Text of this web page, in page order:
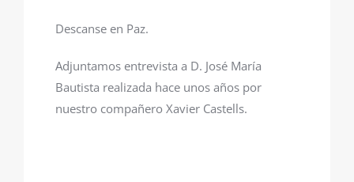
Descanse en Paz.
Adjuntamos entrevista a D. José María
Bautista realizada hace unos años por
nuestro compañero Xavier Castells.